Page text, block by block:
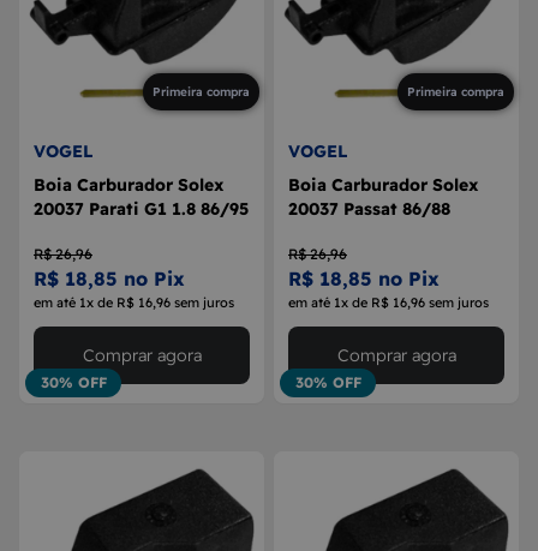
Primeira compra
VOGEL
Boia Carburador Solex
20037 Parati G1 1.8 86/95
R$ 26,96
R$ 18,85 no Pix
em até 1x de R$ 16,96 sem juros
30% OFF
Comprar agora
Primeira compra
VOGEL
Boia Carburador Solex
20037 Passat 86/88
R$ 26,96
R$ 18,85 no Pix
em até 1x de R$ 16,96 sem juros
30% OFF
Comprar agora